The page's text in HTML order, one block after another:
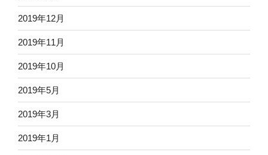
2019年12月
2019年11月
2019年10月
2019年5月
2019年3月
2019年1月